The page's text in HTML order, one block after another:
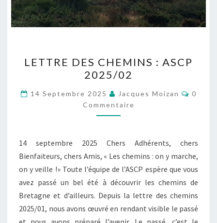
DES
CHEMINS
:
ASCP
2025/02
LETTRE DES CHEMINS : ASCP
2025/02
14 Septembre 2025 Jacques Moizan
0
Commentaire
14 septembre 2025 Chers Adhérents, chers
Bienfaiteurs, chers Amis, « Les chemins : on y marche,
on y veille !» Toute l’équipe de l’ASCP espère que vous
avez passé un bel été à découvrir les chemins de
Bretagne et d’ailleurs. Depuis la lettre des chemins
2025/01, nous avons œuvré en rendant visible le passé